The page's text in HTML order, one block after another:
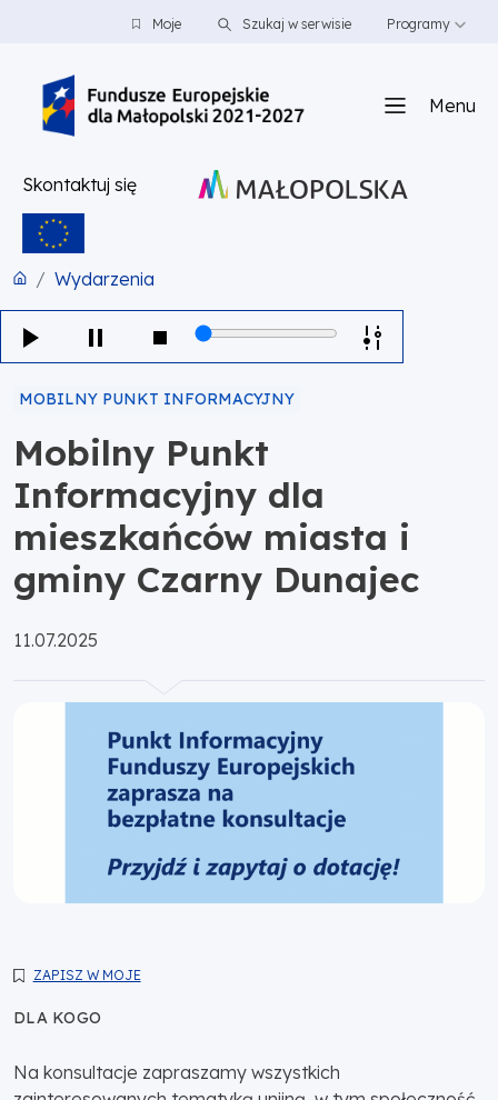
PRZEJDŹ DO TREŚCI
PRZEJDŹ DO MENUMoje Szukaj w serwisie Programy
Menu
Skontaktuj się
Wydarzenia
MOBILNY PUNKT INFORMACYJNY
Mobilny Punkt
Informacyjny dla
mieszkańców miasta i
gminy Czarny Dunajec
Opublikowano:
11.07.2025
ZAPISZ W MOJE
DLA KOGO
Na konsultacje zapraszamy wszystkich